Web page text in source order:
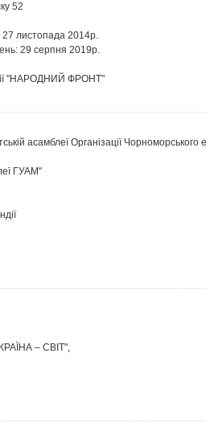
52
27 листопада 2014р.
29 серпня 2019р.
"НАРОДНИЙ ФРОНТ"
асамблеї Організації Чорноморського
ГУАМ"
– СВІТ",